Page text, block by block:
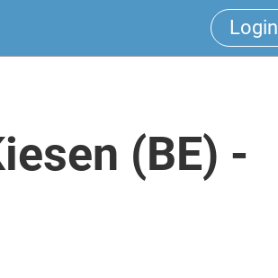
Login
(BE) -